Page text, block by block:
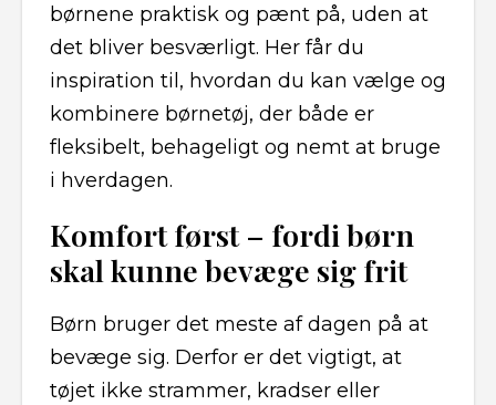
børnene praktisk og pænt på, uden at
det bliver besværligt. Her får du
inspiration til, hvordan du kan vælge og
kombinere børnetøj, der både er
fleksibelt, behageligt og nemt at bruge
i hverdagen.
Komfort først – fordi børn
skal kunne bevæge sig frit
Børn bruger det meste af dagen på at
bevæge sig. Derfor er det vigtigt, at
tøjet ikke strammer, kradser eller